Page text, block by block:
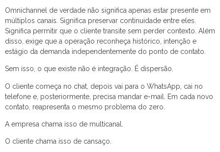
Omnichannel de verdade não significa apenas estar presente em
múltiplos canais. Significa preservar continuidade entre eles.
Significa permitir que o cliente transite sem perder contexto. Além
disso, exige que a operação reconheça histórico, intenção e
estágio da demanda independentemente do ponto de contato.
Sem isso, o que existe não é integração. É dispersão.
O cliente começa no chat, depois vai para o WhatsApp, cai no
telefone e, posteriormente, precisa mandar e-mail. Em cada novo
contato, reapresenta o mesmo problema do zero.
A empresa chama isso de multicanal.
O cliente chama isso de cansaço.